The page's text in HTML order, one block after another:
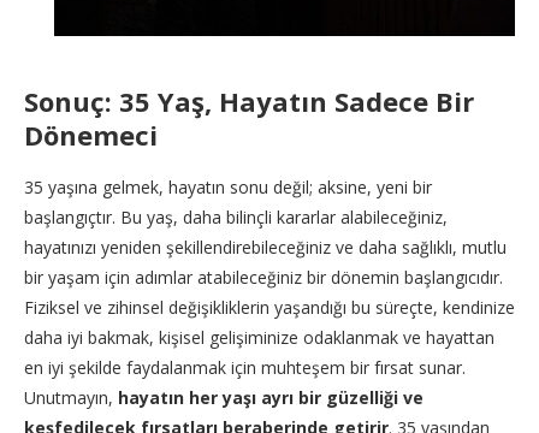
Sonuç: 35 Yaş, Hayatın Sadece Bir
Dönemeci
35 yaşına gelmek, hayatın sonu değil; aksine, yeni bir
başlangıçtır. Bu yaş, daha bilinçli kararlar alabileceğiniz,
hayatınızı yeniden şekillendirebileceğiniz ve daha sağlıklı, mutlu
bir yaşam için adımlar atabileceğiniz bir dönemin başlangıcıdır.
Fiziksel ve zihinsel değişikliklerin yaşandığı bu süreçte, kendinize
daha iyi bakmak, kişisel gelişiminize odaklanmak ve hayattan
en iyi şekilde faydalanmak için muhteşem bir fırsat sunar.
Unutmayın, hayatın her yaşı ayrı bir güzelliği ve
keşfedilecek fırsatları beraberinde getirir. 35 yaşından